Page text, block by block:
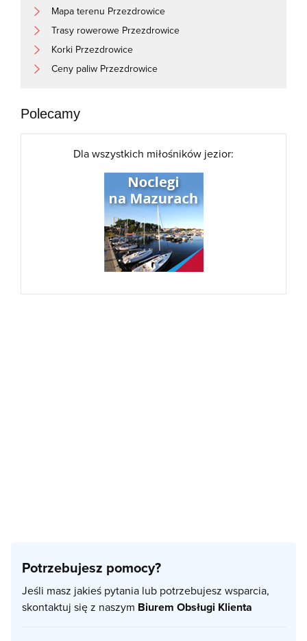
Mapa terenu Przezdrowice
Trasy rowerowe Przezdrowice
Korki Przezdrowice
Ceny paliw Przezdrowice
Polecamy
Dla wszystkich miłośników jezior:
Potrzebujesz pomocy?
Jeśli masz jakieś pytania lub potrzebujesz wsparcia,
skontaktuj się z naszym Biurem Obsługi Klienta